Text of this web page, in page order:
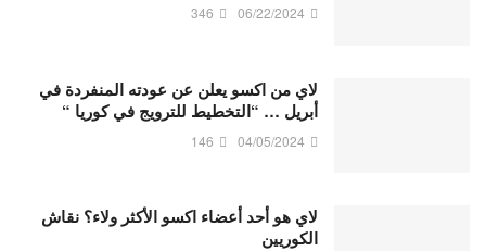
06/22/2024
346
لاي من اكسو يعلن عن عودته المنفردة في
أبريل … “التخطيط للترويج في كوريا “
04/05/2024
146
لاي هو أحد أعضاء اكسو الأكثر ولاء؟ نقاش
الكوريين